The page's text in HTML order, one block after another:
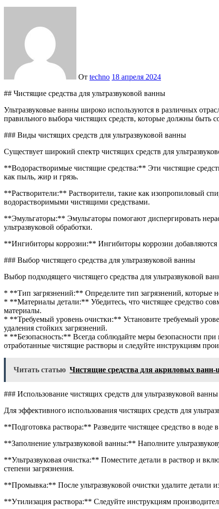
От techno 18 апреля 2024
## Чистящие средства для ультразвуковой ванны
Ультразвуковые ванны широко используются в различных
правильного выбора чистящих средств, которые должны быть
### Виды чистящих средств для ультразвуковой ванны
Существует широкий спектр чистящих средств для
**Водорастворимые чистящие средства:** Эти чистящие
как пыль, жир и грязь.
**Растворители:** Растворители, такие как изопропиловый
водорастворимыми чистящими средствами.
**Эмульгаторы:** Эмульгаторы помогают диспергировать
ультразвуковой обработки.
**Ингибиторы коррозии:** Ингибиторы коррозии добавляются
### Выбор чистящего средства для ультразвуковой ванны
Выбор подходящего чистящего средства для ультразвуковой
* **Тип загрязнений:** Определите тип загрязнений, которые
* **Материалы детали:** Убедитесь, что чистящее средство
материалы.
* **Требуемый уровень очистки:** Установите требуемый
удаления стойких загрязнений.
* **Безопасность:** Всегда соблюдайте меры безопасности
отработанные чистящие растворы и следуйте инструкциям
Читать статью Чистящие средства для акриловых ванн-
### Использование чистящих средств для ультразвуковой ванны
Для эффективного использования чистящих средств для
**Подготовка раствора:** Разведите чистящее средство в
**Заполнение ультразвуковой ванны:** Наполните
**Ультразвуковая очистка:** Поместите детали в раствор и
степени загрязнения.
**Промывка:** После ультразвуковой очистки удалите детали
**Утилизация раствора:** Следуйте инструкциям